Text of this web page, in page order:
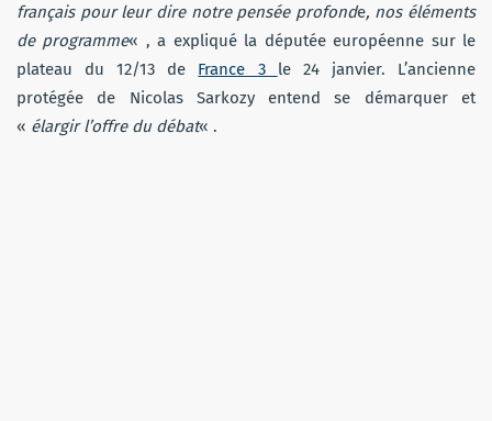
français pour leur dire notre pensée profonde, nos éléments
de programme« , a expliqué la députée européenne sur le
plateau du 12/13 de France 3 le 24 janvier. L’ancienne
protégée de Nicolas Sarkozy entend se démarquer et
« élargir l’offre du débat« .